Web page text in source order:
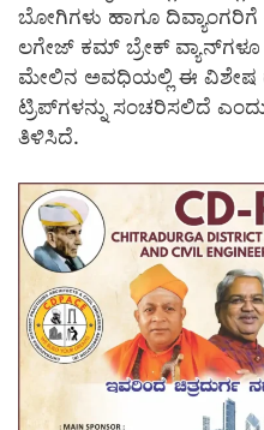
ಬೋಗಿಗಳು ಹಾಗೂ
ಲಗೇಜ್ ಕಮ್ ಬ್ರೇಕ್ ವ್ಯಾನ್‌ಗಳೂ
ಮೇಲಿನ ಅವಧಿಯಲ್ಲಿ ಈ ವಿಶೇಷ
ಟ್ರಿಪ್‌ಗಳನ್ನು ಸಂಚರಿಸಲಿದೆ ಎಂದು
ತಿಳಿಸಿದೆ.